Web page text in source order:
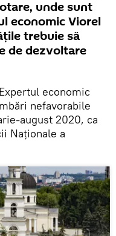
unde sunt
economic Viorel
trebuie să
de dezvoltare
Expertul economic
nefavorabile
august 2020, ca
Naționale a